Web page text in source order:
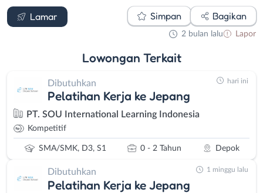
Lamar Simpan Bagikan
2 bulan lalu Lapor
Lowongan Terkait
Dibutuhkan
Pelatihan Kerja ke Jepang
PT. SOU International Learning Indonesia
Kompetitif
SMA/SMK, D3, S1 0 - 2 Tahun Depok
hari ini
Dibutuhkan
Pelatihan Kerja ke Jepang
1 minggu lalu